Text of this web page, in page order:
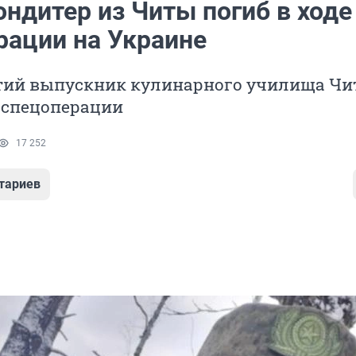
из Читы погиб в ходе
на Украине
выпускник кулинарного училища
17 252